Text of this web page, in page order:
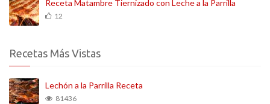
Receta Matambre Tiernizado con Leche a la Parrilla
12
Recetas Más Vistas
Lechón a la Parrilla Receta
81436